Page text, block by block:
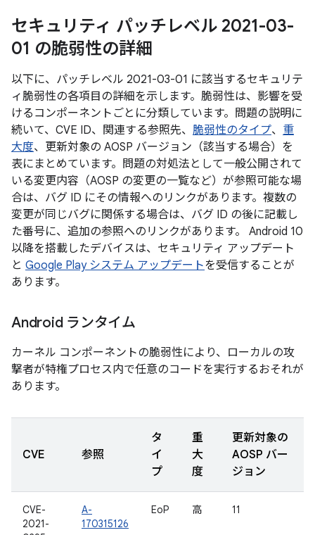
セキュリティ パッチレベル 2021-03-
01 の脆弱性の詳細
以下に、パッチレベル 2021-03-01 に該当するセキュリテ
ィ脆弱性の各項目の詳細を示します。脆弱性は、影響を受
けるコンポーネントごとに分類しています。問題の説明に
続いて、CVE ID、関連する参照先、 脆弱性のタイプ、 重
大度、更新対象の AOSP バージョン（該当する場合）を
表にまとめています。問題の対処法として一般公開されて
いる変更内容（AOSP の変更の一覧など）が参照可能な場
合は、バグ ID にその情報へのリンクがあります。複数の
変更が同じバグに関係する場合は、バグ ID の後に記載し
た番号に、追加の参照へのリンクがあります。 Android 10
以降を搭載したデバイスは、セキュリティ アップデート
と Google Play システム アップデートを受信することが
あります。
Android ランタイム
カーネル コンポーネントの脆弱性により、ローカルの攻
撃者が特権プロセス内で任意のコードを実行するおそれが
あります。
CVE 参照
タ
イ
プ
重
大
度
更新対象の
AOSP バー
ジョン
CVE-
2021-
A-
170315126
EoP 高 11